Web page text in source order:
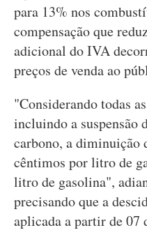
para 13% nos
compensação que
adicional do IVA
preços de venda ao
"Considerando todas
incluindo a suspensão
carbono, a diminuição
cêntimos por litro de
litro de gasolina",
precisando que a
aplicada a partir de 07